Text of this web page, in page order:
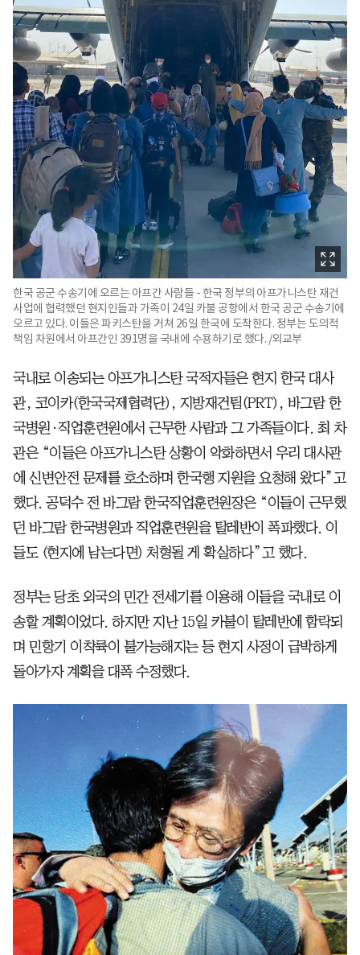
한국 공군 수송기에 오르는 아프간 사람들 - 한국 정부의 아프가니스탄 재건
사업에 협력했던 현지인들과 가족이 24일 카불 공항에서 한국 공군 수송기에
오르고 있다. 이들은 파키스탄을 거쳐 26일 한국에 도착한다. 정부는 도의적
책임 차원에서 아프간인 391명을 국내에 수용하기로 했다. /외교부
국내로 이송되는 아프가니스탄 국적자들은 현지 한국 대사
관, 코이카(한국국제협력단), 지방재건팀(PRT), 바그람 한
국병원·직업훈련원에서 근무한 사람과 그 가족들이다. 최 차
관은 “이들은 아프가니스탄 상황이 악화하면서 우리 대사관
에 신변안전 문제를 호소하며 한국행 지원을 요청해 왔다”고
했다. 공덕수 전 바그람 한국직업훈련원장은 “이들이 근무했
던 바그람 한국병원과 직업훈련원을 탈레반이 폭파했다. 이
들도 (현지에 남는다면) 처형될 게 확실하다”고 했다.
정부는 당초 외국의 민간 전세기를 이용해 이들을 국내로 이
송할 계획이었다. 하지만 지난 15일 카불이 탈레반에 함락되
며 민항기 이착륙이 불가능해지는 등 현지 사정이 급박하게
돌아가자 계획을 대폭 수정했다.